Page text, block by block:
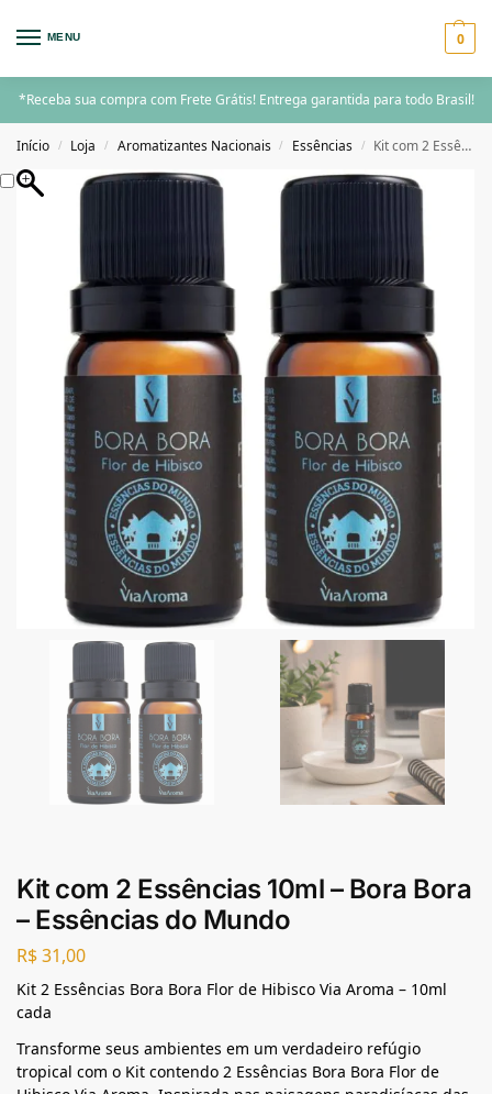
MENU 0
*Receba sua compra com Frete Grátis! Entrega garantida para todo Brasil!
Início / Loja / Aromatizantes Nacionais / Essências / Kit com 2 Essências 10ml – Bora Bora – Essências do Mundo
Kit com 2 Essências 10ml – Bora Bora
– Essências do Mundo
R$31,00
Kit 2 Essências Bora Bora Flor de Hibisco Via Aroma – 10ml
cada
Transforme seus ambientes em um verdadeiro refúgio
tropical com o Kit contendo 2 Essências Bora Bora Flor de